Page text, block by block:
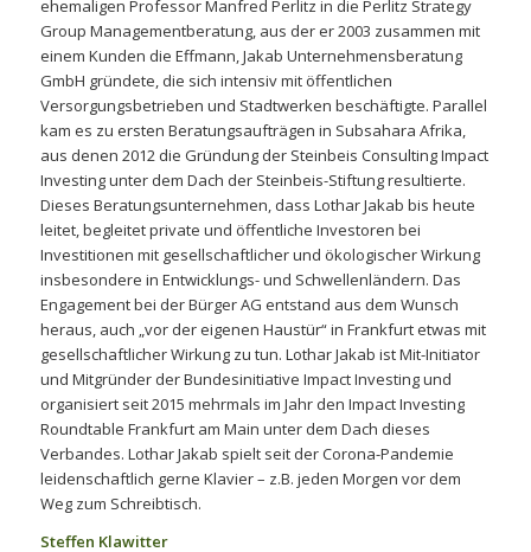
ehemaligen Professor Manfred Perlitz in die Perlitz Strategy
Group Managementberatung, aus der er 2003 zusammen mit
einem Kunden die Effmann, Jakab Unternehmensberatung
GmbH gründete, die sich intensiv mit öffentlichen
Versorgungsbetrieben und Stadtwerken beschäftigte. Parallel
kam es zu ersten Beratungsaufträgen in Subsahara Afrika,
aus denen 2012 die Gründung der Steinbeis Consulting Impact
Investing unter dem Dach der Steinbeis-Stiftung resultierte.
Dieses Beratungsunternehmen, dass Lothar Jakab bis heute
leitet, begleitet private und öffentliche Investoren bei
Investitionen mit gesellschaftlicher und ökologischer Wirkung
insbesondere in Entwicklungs- und Schwellenländern. Das
Engagement bei der Bürger AG entstand aus dem Wunsch
heraus, auch „vor der eigenen Haustür“ in Frankfurt etwas mit
gesellschaftlicher Wirkung zu tun. Lothar Jakab ist Mit-Initiator
und Mitgründer der Bundesinitiative Impact Investing und
organisiert seit 2015 mehrmals im Jahr den Impact Investing
Roundtable Frankfurt am Main unter dem Dach dieses
Verbandes. Lothar Jakab spielt seit der Corona-Pandemie
leidenschaftlich gerne Klavier – z.B. jeden Morgen vor dem
Weg zum Schreibtisch.
Steffen Klawitter